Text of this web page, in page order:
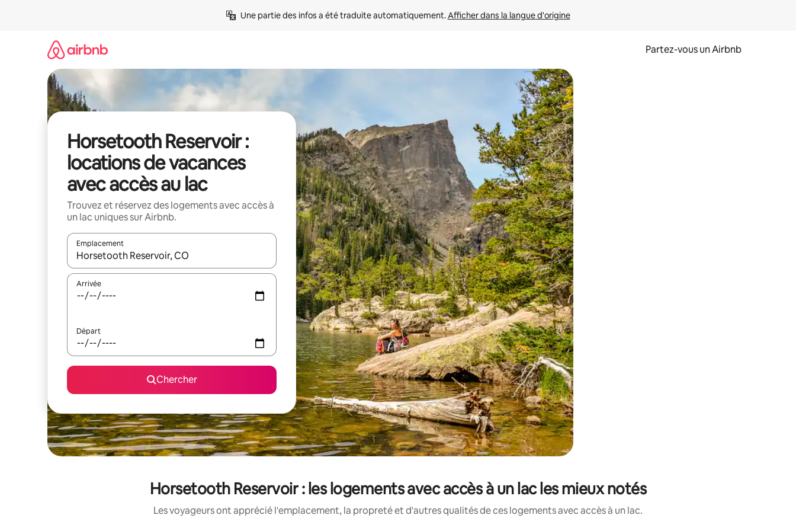
Une partie des infos a été traduite automatiquement. Afficher dans la langue d'origine
Partez-vous un Airbnb
Horsetooth Reservoir :
locations de vacances
avec accès au lac
Trouvez et réservez des logements avec accès à
un lac uniques sur Airbnb.
Emplacement
Quand les résultats sont affichés, parcourez-les en utilisant les flèches vers le haut et vers le bas, ou en appuyant dessus et en les faisant glisser.
Arrivée
Départ
Chercher
Horsetooth Reservoir : les logements avec accès à un lac les mieux notés
Les voyageurs ont apprécié l'emplacement, la propreté et d'autres qualités de ces logements avec accès à un lac.